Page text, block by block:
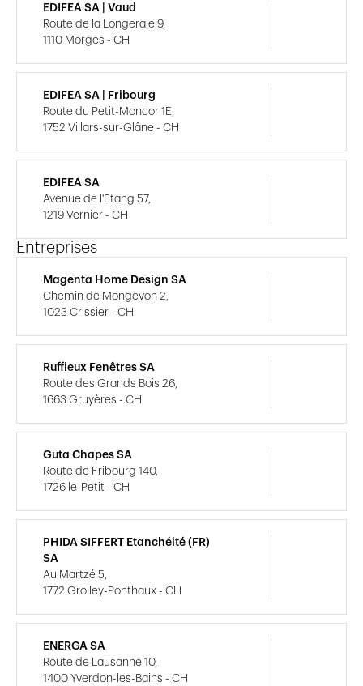
EDIFEA SA | Vaud
Route de la Longeraie 9,
1110 Morges - CH
EDIFEA SA | Fribourg
Route du Petit-Moncor 1E,
1752 Villars-sur-Glâne - CH
EDIFEA SA
Avenue de l'Etang 57,
1219 Vernier - CH
Entreprises
Magenta Home Design SA
Chemin de Mongevon 2,
1023 Crissier - CH
Ruffieux Fenêtres SA
Route des Grands Bois 26,
1663 Gruyères - CH
Guta Chapes SA
Route de Fribourg 140,
1726 le-Petit - CH
PHIDA SIFFERT Etanchéité (FR)
SA
Au Martzé 5,
1772 Grolley-Ponthaux - CH
ENERGA SA
Route de Lausanne 10,
1400 Yverdon-les-Bains - CH